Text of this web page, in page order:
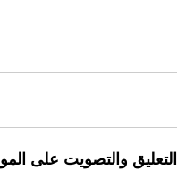
التعليق والتصويت على